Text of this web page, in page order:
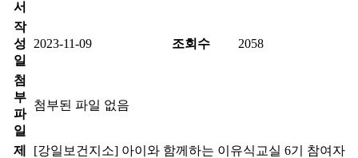
서
작
성
일
2023-11-09 조회수 2058
첨
부
파
일
첨부된 파일 없음
제
[강일보건지소] 아이와 함께하는 이유식교실 6기 참여자